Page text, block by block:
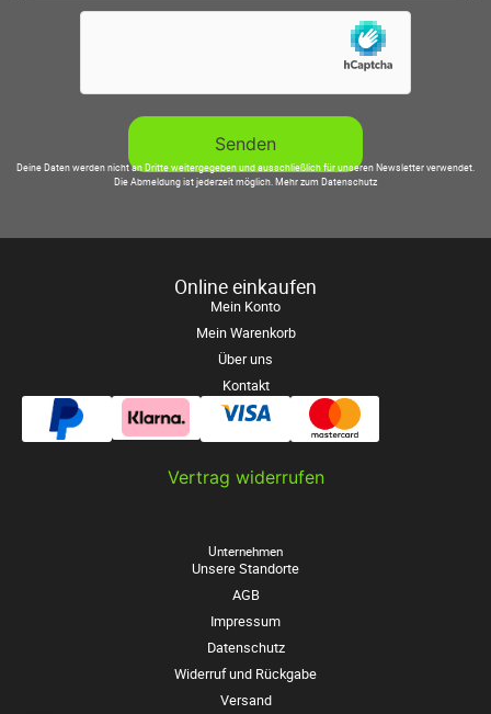
Deine Daten werden nicht an Dritte weitergegeben und ausschließlich für unseren Newsletter verwendet.
Die Abmeldung ist jederzeit möglich.Mehr zum Datenschutz
Online einkaufen
Mein Konto
Mein Warenkorb
Über uns
Kontakt
Vertrag widerrufen
Unternehmen
Unsere Standorte
AGB
Impressum
Datenschutz
Widerruf und Rückgabe
Versand